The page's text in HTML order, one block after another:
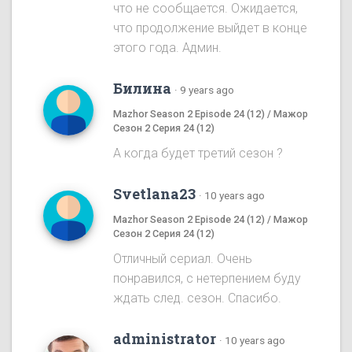
что не сообщается. Ожидается,
что продолжение выйдет в конце
этого года. Админ.
Билина · 9 years ago
Mazhor Season 2 Episode 24 (12) / Мажор
Сезон 2 Серия 24 (12)
А когда будет третий сезон ?
Svetlana23 · 10 years ago
Mazhor Season 2 Episode 24 (12) / Мажор
Сезон 2 Серия 24 (12)
Отличный сериал. Очень
понравился, с нетерпением буду
ждать след. сезон. Спасибо.
administrator · 10 years ago